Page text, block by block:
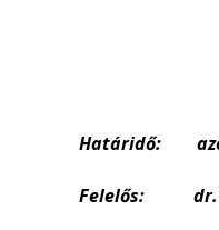
Határidő:
Felelős: dr.